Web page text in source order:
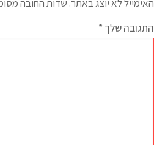
האימייל לא יוצג באתר. שדות החובה
התגובה שלך *